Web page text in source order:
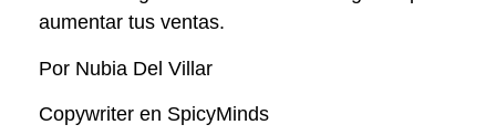
aumentar tus ventas.
Por Nubia Del Villar
Copywriter en SpicyMinds